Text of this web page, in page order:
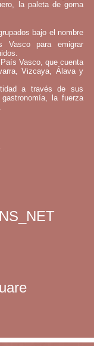
la paleta de goma
bajo el nombre
Vasco para emigrar
Vasco, que cuenta
Vizcaya, Álava y
a través de sus
la fuerza